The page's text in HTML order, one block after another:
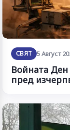
СВЯТ 5 Август
Войната
пред